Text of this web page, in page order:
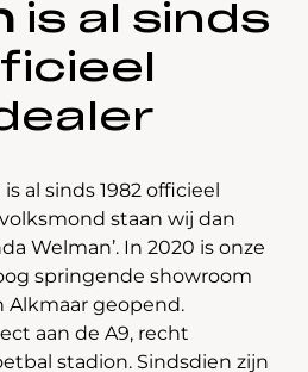
is al sinds
al sinds 1982 officieel
staan wij dan
Welman’. In 2020 is onze
springende showroom
Alkmaar geopend.
aan de A9, recht
stadion. Sindsdien zijn